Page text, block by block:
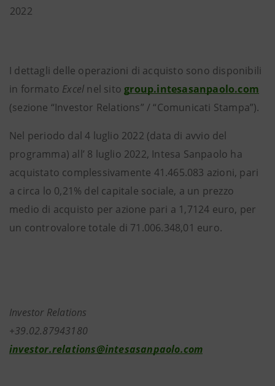
2022
I dettagli delle operazioni di acquisto sono disponibili
in formato Excel nel sito group.intesasanpaolo.com
(sezione “Investor Relations” / “Comunicati Stampa”).
Nel periodo dal 4 luglio 2022 (data di avvio del
programma) all’ 8 luglio 2022, Intesa Sanpaolo ha
acquistato complessivamente 41.465.083 azioni, pari
a circa lo 0,21% del capitale sociale, a un prezzo
medio di acquisto per azione pari a 1,7124 euro, per
un controvalore totale di 71.006.348,01 euro.
Investor Relations
+39.02.87943180
investor.relations@intesasanpaolo.com